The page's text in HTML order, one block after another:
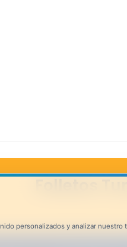
personalizados y analizar